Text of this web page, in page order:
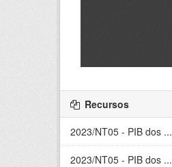
Recursos
2023/NT05 - PIB dos ...
2023/NT05 - PIB dos ...